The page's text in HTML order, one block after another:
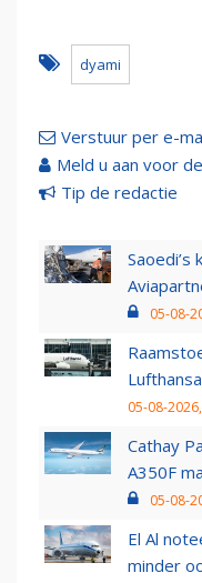
dyami
Verstuur per e-
Meld u aan voor
Tip de redactie
Saoedi’s
05-08-
05-08-
Cathay
A350F
05-08-
El Al
minder